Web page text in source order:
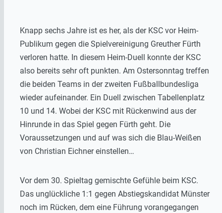
Knapp sechs Jahre ist es her, als der KSC vor Heim-
Publikum gegen die Spielvereinigung Greuther Fürth
verloren hatte. In diesem Heim-Duell konnte der KSC
also bereits sehr oft punkten. Am Ostersonntag treffen
die beiden Teams in der zweiten Fußballbundesliga
wieder aufeinander. Ein Duell zwischen Tabellenplatz
10 und 14. Wobei der KSC mit Rückenwind aus der
Hinrunde in das Spiel gegen Fürth geht. Die
Voraussetzungen und auf was sich die Blau-Weißen
von Christian Eichner einstellen…
Vor dem 30. Spieltag gemischte Gefühle beim KSC.
Das unglückliche 1:1 gegen Abstiegskandidat Münster
noch im Rücken, dem eine Führung vorangegangen